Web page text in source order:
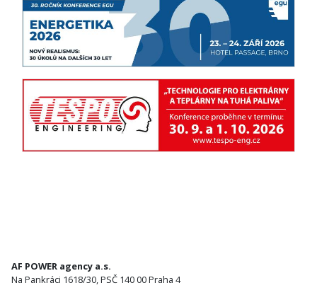
AF POWER agency a.s.
Na Pankráci 1618/30, PSČ 140 00 Praha 4